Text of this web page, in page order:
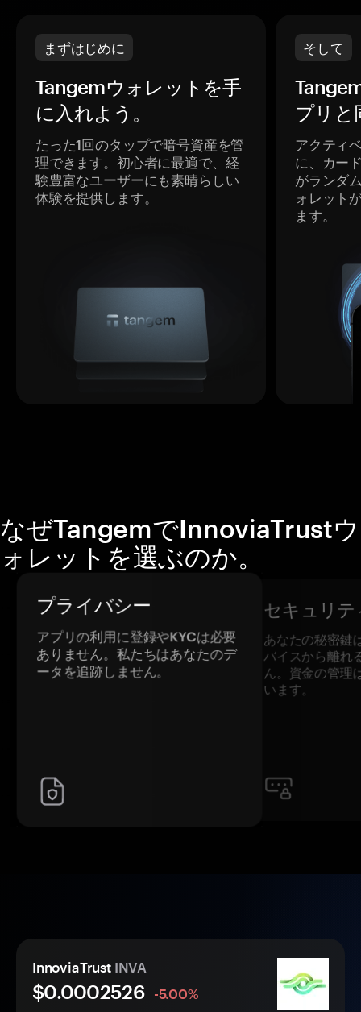
まずはじめに
Tangemウォレットを手
に入れよう。
たった1回のタップで暗号資産を管
理できます。初心者に最適で、経
験豊富なユーザーにも素晴らしい
体験を提供します。
そして
プリと
アクティ
に、カー
がランダ
ォレット
ます。
なぜTangemでInnoviaTrustウ
ォレットを選ぶのか。
プライバシー
アプリの利用に登録やKYCは必要
ありません。私たちはあなたのデ
ータを追跡しません。
セキュリテ
あなたの秘密鍵
バイスから離れ
ん。資金の管理
います。
InnoviaTrust INVA
$0.0002526 -5.00%